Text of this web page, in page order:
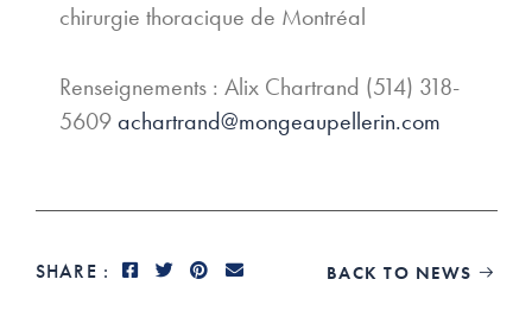
chirurgie thoracique de Montréal
Renseignements : Alix Chartrand (514) 318-
5609achartrand@mongeaupellerin.com
SHARE : BACK TO NEWS 